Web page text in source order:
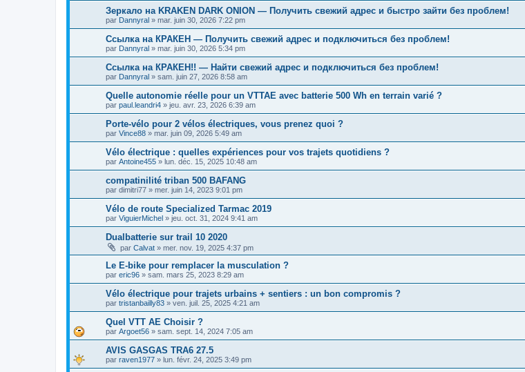
Зеркало на KRAKEN DARK ONION — Получить свежий адрес и быстро зайти без проблем!
par Dannyral » mar. juin 30, 2026 7:22 pm
Ссылка на КРАКЕН — Получить свежий адрес и подключиться без проблем!
par Dannyral » mar. juin 30, 2026 5:34 pm
Ссылка на КРАКЕН!! — Найти свежий адрес и подключиться без проблем!
par Dannyral » sam. juin 27, 2026 8:58 am
Quelle autonomie réelle pour un VTTAE avec batterie 500 Wh en terrain varié ?
par paul.leandri4 » jeu. avr. 23, 2026 6:39 am
Porte-vélo pour 2 vélos électriques, vous prenez quoi ?
par Vince88 » mar. juin 09, 2026 5:49 am
Vélo électrique : quelles expériences pour vos trajets quotidiens ?
par Antoine455 » lun. déc. 15, 2025 10:48 am
compatinilité triban 500 BAFANG
par dimitri77 » mer. juin 14, 2023 9:01 pm
Vélo de route Specialized Tarmac 2019
par ViguierMichel » jeu. oct. 31, 2024 9:41 am
Dualbatterie sur trail 10 2020
par Calvat » mer. nov. 19, 2025 4:37 pm
Le E-bike pour remplacer la musculation ?
par eric96 » sam. mars 25, 2023 8:29 am
Vélo électrique pour trajets urbains + sentiers : un bon compromis ?
par tristanbailly83 » ven. juil. 25, 2025 4:21 am
Quel VTT AE Choisir ?
par Argoet56 » sam. sept. 14, 2024 7:05 am
AVIS GASGAS TRA6 27.5
par raven1977 » lun. févr. 24, 2025 3:49 pm